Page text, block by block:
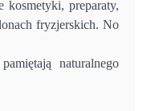
kosmetyki, preparaty,
fryzjerskich. No
naturalnego